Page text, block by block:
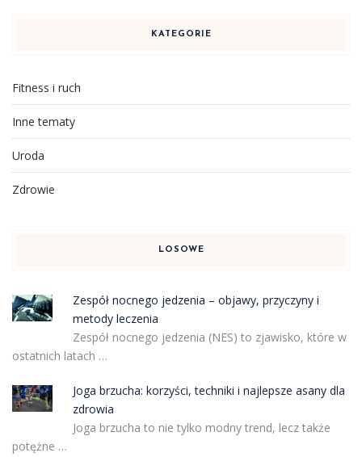
KATEGORIE
Fitness i ruch
Inne tematy
Uroda
Zdrowie
LOSOWE
Zespół nocnego jedzenia – objawy, przyczyny i
metody leczenia
Zespół nocnego jedzenia (NES) to zjawisko, które w
ostatnich latach …
Joga brzucha: korzyści, techniki i najlepsze asany dla
zdrowia
Joga brzucha to nie tylko modny trend, lecz także
potężne …